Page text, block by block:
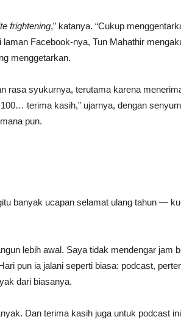
frightening,” katanya. “Cukup
laman Facebook-nya, Tun Mahathir
menggetarkan.
rasa syukurnya, terutama karena
terima kasih,” ujarnya, dengan
pun.
banyak ucapan selamat ulang tahun —
lebih awal. Saya tidak mendengar jam
pun ia jalani seperti biasa: podcast,
dari biasanya.
Dan terima kasih juga untuk podcast